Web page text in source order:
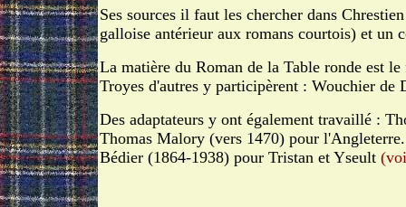
Ses sources il faut les chercher dans
galloise antérieur aux romans courtois) et un
La matière du Roman de la Table ronde est
Troyes d'autres y participèrent : Wouchier
Des adaptateurs y ont également travaillé :
Thomas Malory (vers 1470) pour
Bédier (1864-1938) pour Tristan et Yseult